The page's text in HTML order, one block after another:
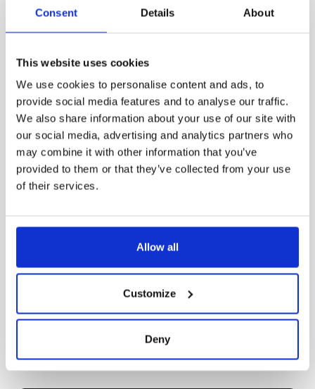
Consent Details About
This website uses cookies
We use cookies to personalise content and ads, to
provide social media features and to analyse our traffic.
We also share information about your use of our site with
our social media, advertising and analytics partners who
may combine it with other information that you’ve
provided to them or that they’ve collected from your use
of their services.
Allow all
Customize
Deny
Avsäkring B16 (st) 44
Avsäkring C16 (st) 44
mA vid full effekt sek
Omgivningstemperatur -20°C - +40°C
Max TC° 100 000h 65
Produktvarianter